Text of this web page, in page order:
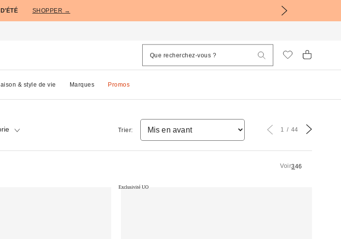
SHOPPER →
& style de vie Marques Promos
Voir346
Trier: 1 44
Exclusivité UO